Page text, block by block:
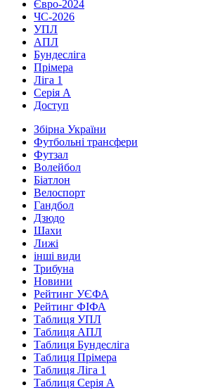
Євро-2024
ЧС-2026
УПЛ
АПЛ
Бундесліга
Прімера
Ліга 1
Серія А
Доступ
Збірна України
Футбольні трансфери
Футзал
Волейбол
Біатлон
Велоспорт
Гандбол
Дзюдо
Шахи
Лижі
інші види
Трибуна
Новини
Рейтинг УЄФА
Рейтинг ФІФА
Таблиця УПЛ
Таблиця АПЛ
Таблиця Бундесліга
Таблиця Прімера
Таблиця Ліга 1
Таблиця Серія А